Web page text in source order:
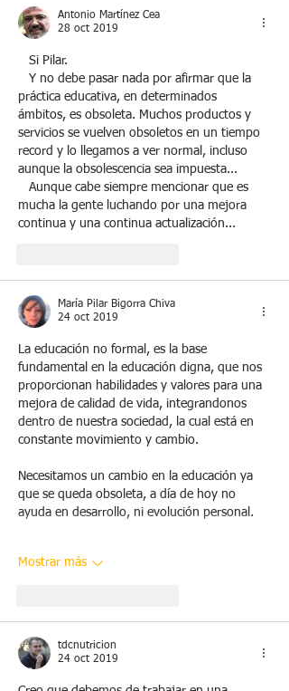
Antonio Martínez Cea
28 oct 2019
   Si Pilar.
práctica educativa, en determinados
ámbitos, es obsoleta. Muchos productos y
servicios se vuelven obsoletos en un tiempo
record y lo llegamos a ver normal, incluso
aunque la obsolescencia sea impuesta...
mucha la gente luchando por una mejora
continua y una continua actualización...
María Pilar Bigorra Chiva
24 oct 2019
La educación no formal, es la base
fundamental en la educación digna, que nos
proporcionan habilidades y valores para una
mejora de calidad de vida, integrandonos
dentro de nuestra sociedad, la cual está en
constante movimiento y cambio.
Necesitamos un cambio en la educación ya
que se queda obsoleta, a día de hoy no
ayuda en desarrollo, ni evolución personal.
Mostrar más
tdcnutricion
24 oct 2019